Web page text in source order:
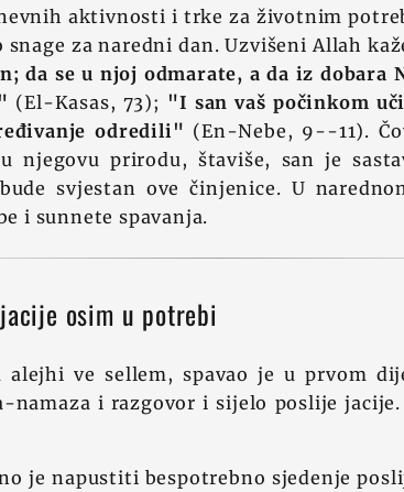
aktivnosti i trke za životnim
za naredni dan. Uzvišeni Allah
da se u njoj odmarate, a da iz
(El-Kasas, 73); "I san vaš počinkom
odredili" (En-Nebe, 9--11).
njegovu prirodu, štaviše, san je
svjestan ove činjenice. U
i sunnete spavanja.
osim u potrebi
alejhi ve sellem, spavao je u prvom
namaza i razgovor i sijelo poslije
je napustiti bespotrebno sjedenje